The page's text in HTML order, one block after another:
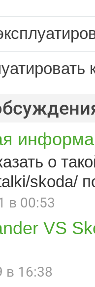
о
skoda/
в 00:53
VS
в 16:38